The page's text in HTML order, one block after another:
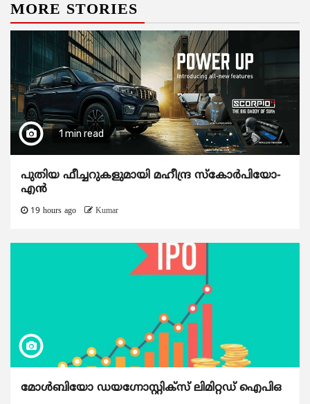
MORE STORIES
1 min read
പുതിയ ഫീച്ചറുകളുമായി മഹീന്ദ്ര സ്കോർപിയോ-
എൻ
19 hours ago Kumar
മോൾബിയോ ഡയഗ്നോസ്റ്റിക്സ് ലിമിറ്റഡ് ഐപിഒ